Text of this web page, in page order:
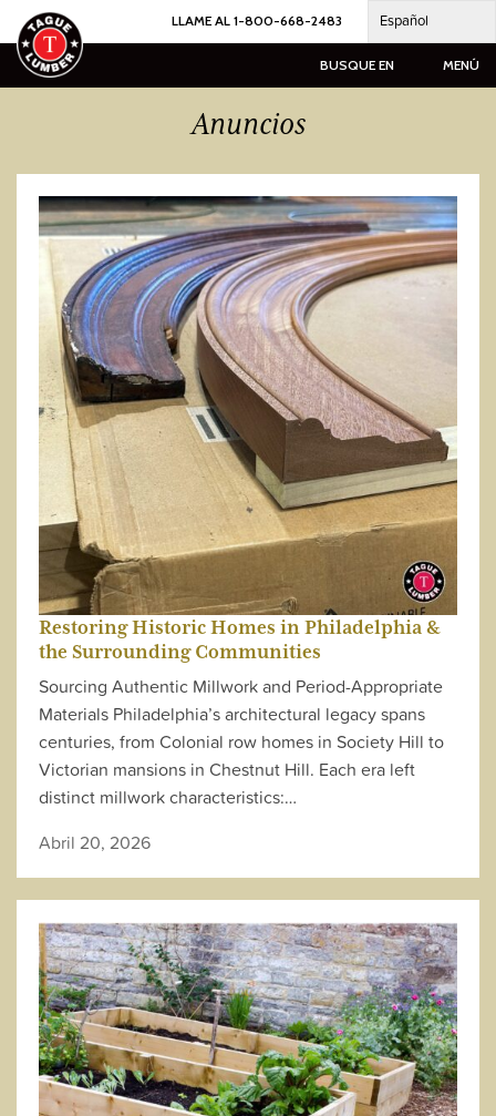
al
contenido
LLAME AL 1-800-668-2483 Español
BUSQUE EN MENÚ
Anuncios
Restoring Historic Homes in Philadelphia &
the Surrounding Communities
Sourcing Authentic Millwork and Period-Appropriate
Materials Philadelphia’s architectural legacy spans
centuries, from Colonial row homes in Society Hill to
Victorian mansions in Chestnut Hill. Each era left
distinct millwork characteristics:…
Abril 20, 2026